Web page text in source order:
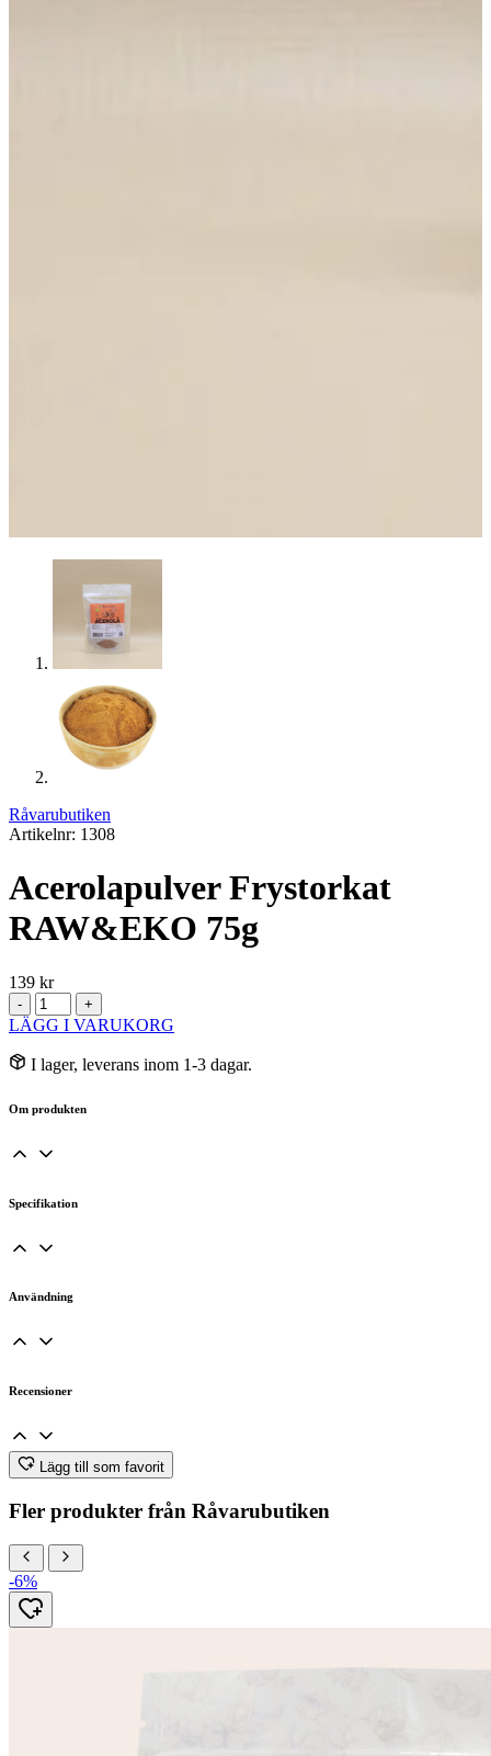
Råvarubutiken
Artikelnr: 1308
Acerolapulver Frystorkat
RAW&EKO 75g
139 kr
-
Acerolapulver
Frystorkat
75g
mängd
+
LÄGG I VARUKORG
I lager, leverans inom 1-3 dagar.
Om produkten
Specifikation
Användning
Recensioner
Lägg till som favorit
Fler produkter från Råvarubutiken
-6%